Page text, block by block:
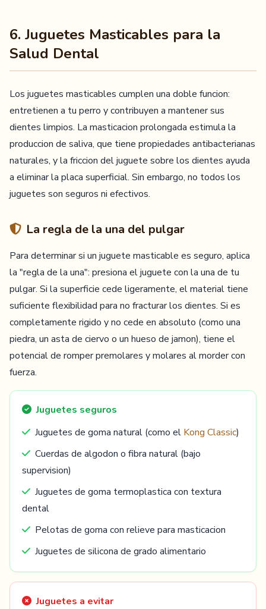
6. Juguetes Masticables para la
Salud Dental
Los juguetes masticables cumplen una doble funcion:
entretienen a tu perro y contribuyen a mantener sus
dientes limpios. La masticacion prolongada estimula la
produccion de saliva, que tiene propiedades antibacterianas
naturales, y la friccion del juguete sobre los dientes ayuda
a eliminar la placa superficial. Sin embargo, no todos los
juguetes son seguros ni efectivos.
La regla de la una del pulgar
Para determinar si un juguete masticable es seguro, aplica
la "regla de la una": presiona el juguete con la una de tu
pulgar. Si la superficie cede ligeramente, el material tiene
suficiente flexibilidad para no fracturar los dientes. Si es
completamente rigido y no cede en absoluto (como una
piedra, un asta de ciervo o un hueso de jamon), tiene el
potencial de romper premolares y molares al morder con
fuerza.
Juguetes seguros
Juguetes de goma natural (como el Kong Classic)
Cuerdas de algodon o fibra natural (bajo
supervision)
Juguetes de goma termoplastica con textura
dental
Pelotas de goma con relieve para masticacion
Juguetes de silicona de grado alimentario
Juguetes a evitar